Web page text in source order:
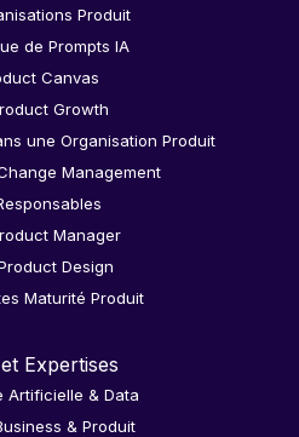
Produit
de Prompts IA
Canvas
Growth
une Organisation Produit
Management
Manager
Design
Maturité Produit
Expertises
Artificielle & Data
& Produit